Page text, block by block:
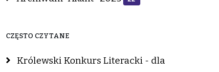
CZĘSTO CZYTANE
Królewski Konkurs Literacki - dla